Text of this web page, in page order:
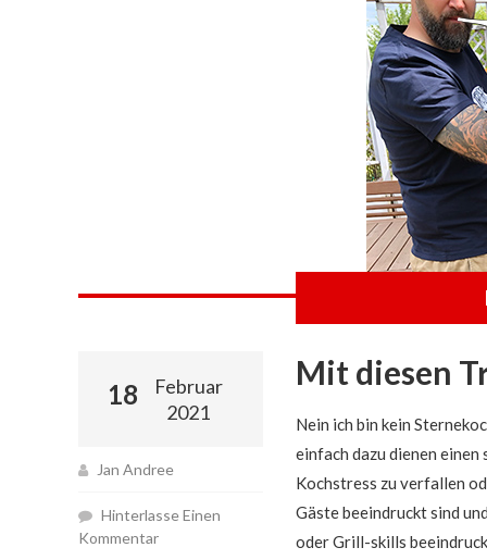
18
Februar
2021
Jan Andree
Hinterlasse Einen
Kommentar
Mit diesen
Nein ich bin kein
einfach dazu dienen einen
Kochstress zu verfallen
Gäste beeindruckt sind
oder Grill-skills